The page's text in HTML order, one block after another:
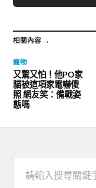
相關內容 →
寵物
又驚又怕！他PO家
貓被這項家電嚇傻
照 網友笑：備戰姿
態嗎